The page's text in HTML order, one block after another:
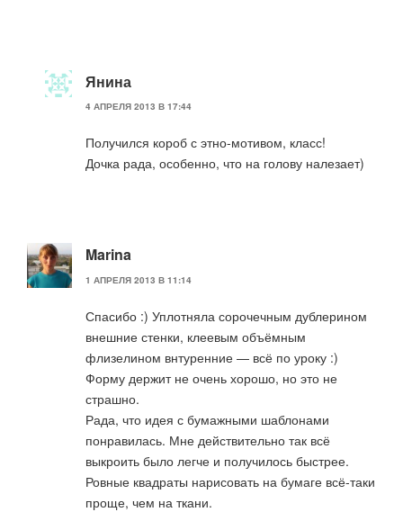
Янина
4 АПРЕЛЯ 2013 В 17:44
Получился короб с этно-мотивом, класс!
Дочка рада, особенно, что на голову налезает)
Marina
1 АПРЕЛЯ 2013 В 11:14
Спасибо :) Уплотняла сорочечным дублерином
внешние стенки, клеевым объёмным
флизелином внтуренние — всё по уроку :)
Форму держит не очень хорошо, но это не
страшно.
Рада, что идея с бумажными шаблонами
понравилась. Мне действительно так всё
выкроить было легче и получилось быстрее.
Ровные квадраты нарисовать на бумаге всё-таки
проще, чем на ткани.